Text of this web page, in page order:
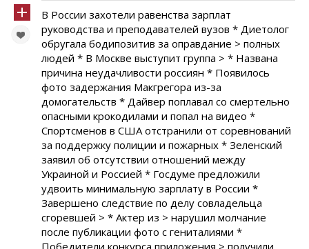
В России захотели равенства зарплат
руководства и преподавателей вузов * Диетолог
обругала бодипозитив за оправдание > полных
людей * В Москве выступит группа > * Названа
причина неудачливости россиян * Появилось
фото задержания Макгрегора из-за
домогательств * Дайвер поплавал со смертельно
опасными крокодилами и попал на видео *
Спортсменов в США отстранили от соревнований
за поддержку полиции и пожарных * Зеленский
заявил об отсутствии отношений между
Украиной и Россией * Госдуме предложили
удвоить минимальную зарплату в России *
Завершено следствие по делу совладельца
сгоревшей > * Актер из > нарушил молчание
после публикации фото с гениталиями *
Победители конкурса приложения > получили